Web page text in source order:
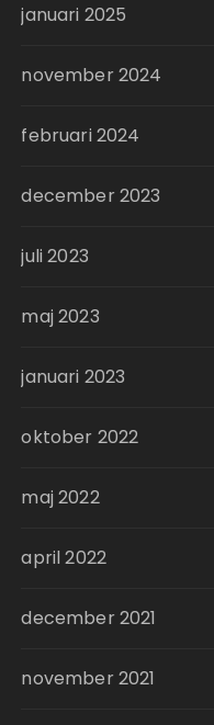
januari 2025
november 2024
februari 2024
december 2023
juli 2023
maj 2023
januari 2023
oktober 2022
maj 2022
april 2022
december 2021
november 2021